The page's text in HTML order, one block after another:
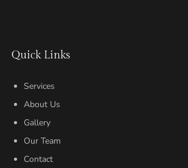
Quick Links
Services
About Us
Gallery
Our Team
Contact